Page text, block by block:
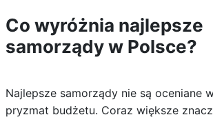
Co wyróżnia najlepsze
samorządy w Polsce?
Najlepsze samorządy nie są oceniane
pryzmat budżetu. Coraz większe